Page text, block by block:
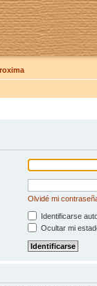
Olvidé mi
Identificarse
Ocultar mi